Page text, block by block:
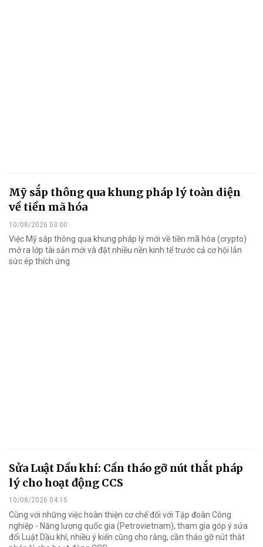
Mỹ sắp thông qua khung pháp lý toàn diện
về tiền mã hóa
10/08/2026 03:00
Việc Mỹ sắp thông qua khung pháp lý mới về tiền mã hóa (crypto)
mở ra lớp tài sản mới và đặt nhiều nền kinh tế trước cả cơ hội lẫn
sức ép thích ứng.
Sửa Luật Dầu khí: Cần tháo gỡ nút thắt pháp
lý cho hoạt động CCS
10/08/2026 04:15
Cùng với những việc hoàn thiện cơ chế đối với Tập đoàn Công
nghiệp - Năng lượng quốc gia (Petrovietnam), tham gia góp ý sửa
đổi Luật Dầu khí, nhiều ý kiến cũng cho rằng, cần tháo gỡ nút thắt